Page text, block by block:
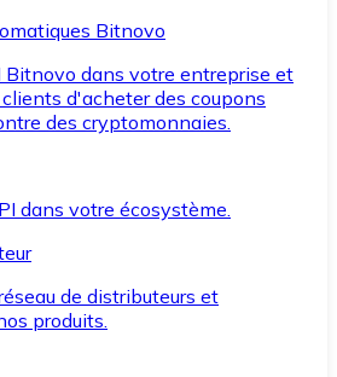
Bitnovo
Bitnovo dans votre entreprise et
d'acheter des coupons
des cryptomonnaies.
dans votre écosystème.
de distributeurs et
produits.